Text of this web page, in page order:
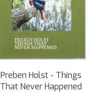
Preben Holst - Things
That Never Happened